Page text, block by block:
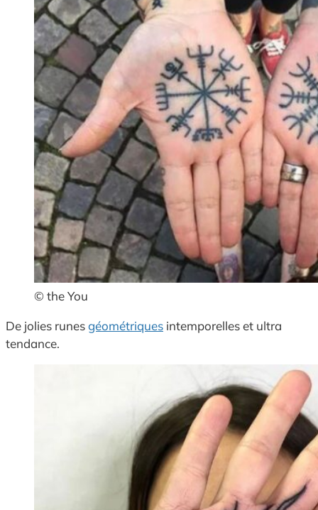
© the You
De jolies runesgéométriques intemporelles et ultra
tendance.